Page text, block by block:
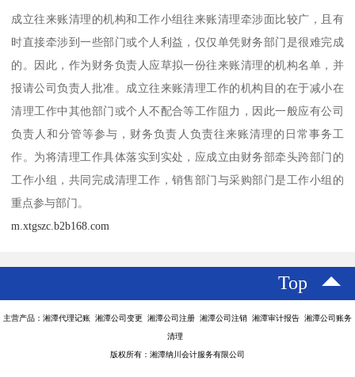
成立往来账清理的机构和工作小组往来账清理牵涉面比较广，且有
时直接牵涉到一些部门或个人利益，仅仅单凭财务部门是很难完成
的。因此，作为财务负责人应草拟一份往来账清理的机构名单，并
报请公司负责人批准。成立往来账清理工作的机构目的在于减小在
清理工作中其他部门或个人不配合等工作阻力，因此一般应有公司
负责人和分管等参与，财务负责人负责往来账清理的日常事务工
作。为将清理工作具体落实到实处，应成立由财务部牵头跨部门的
工作小组，共同完成清理工作，销售部门与采购部门是工作小组的
重点参与部门。
m.xtgszc.b2b168.com
Top
主营产品：湘潭代理记账 湘潭公司变更 湘潭公司注册 湘潭公司注销 湘潭审计报告 湘潭公司账务
清理
版权所有：湘潭纳川会计服务有限公司